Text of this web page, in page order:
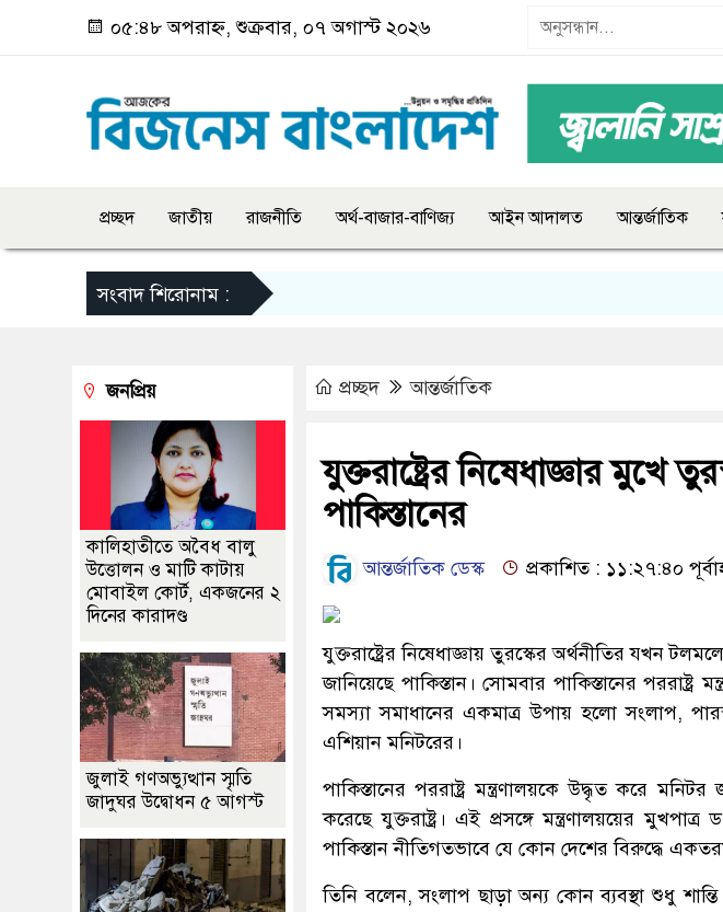
০৫:৪৮ অপরাহ্ন, শুক্রবার, ০৭ অগাস্ট ২০২৬
প্রচ্ছদ জাতীয় রাজনীতি অর্থ-বাজার-বাণিজ্য আইন আদালত আন্তর্জাতিক
সংবাদ শিরোনাম :
প্রচ্ছদ আন্তর্জাতিক
যুক্তরাষ্ট্রের নিষেধাজ্ঞার মুখে
পাকিস্তানের
আন্তর্জাতিক ডেস্ক প্রকাশিত : ১১:২৭:৪০
যুক্তরাষ্ট্রের নিষেধাজ্ঞায় তুরস্কের অর্থনীতির যখন
জানিয়েছে পাকিস্তান। সোমবার পাকিস্তানের পররাষ্ট্র
সমস্যা সমাধানের একমাত্র উপায় হলো সংলাপ,
এশিয়ান মনিটরের।
পাকিস্তানের পররাষ্ট্র মন্ত্রণালয়কে উদ্ধৃত করে
করেছে যুক্তরাষ্ট্র। এই প্রসঙ্গে মন্ত্রণালয়য়ের
পাকিস্তান নীতিগতভাবে যে কোন দেশের বিরুদ্ধে
তিনি বলেন, সংলাপ ছাড়া অন্য কোন ব্যবস্থা শুধু
জনপ্রিয়
কালিহাতীতে অবৈধ বালু
উত্তোলন ও মাটি কাটায়
মোবাইল কোর্ট, একজনের ২
দিনের কারাদণ্ড
জুলাই গণঅভ্যুত্থান স্মৃতি
জাদুঘর উদ্বোধন ৫ আগস্ট